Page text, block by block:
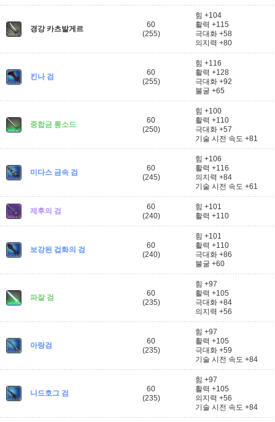
경강 카츠발게르
60
(255)
힘 +104
활력 +115
극대화 +58
의지력 +80
킨나 검
60
(255)
힘 +116
활력 +128
극대화 +92
불굴 +65
중합금 롱소드
60
(250)
힘 +100
활력 +110
극대화 +57
기술 시전 속도 +81
미다스 금속 검
60
(245)
힘 +106
활력 +116
의지력 +84
기술 시전 속도 +61
제후의 검
60
(240)
힘 +101
활력 +110
보강된 겁화의 검
60
(240)
힘 +101
활력 +110
극대화 +86
불굴 +60
파잘 검
60
(235)
힘 +97
활력 +105
극대화 +84
의지력 +56
아랑검
60
(235)
힘 +97
활력 +105
극대화 +59
기술 시전 속도 +84
니드호그 검
60
(235)
힘 +97
활력 +105
의지력 +56
기술 시전 속도 +84